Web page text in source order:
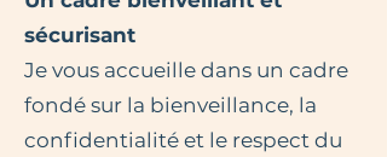
sécurisant
Je vous accueille dans un cadre
fondé sur la bienveillance, la
confidentialité et le respect du